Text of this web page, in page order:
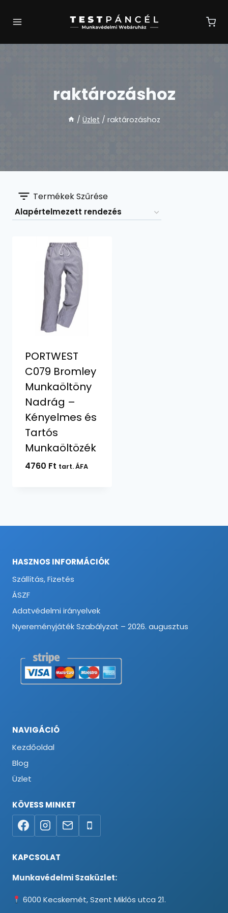
raktározáshoz
/ Üzlet / raktározáshoz
Termékek Szűrése
PORTWEST
C079 Bromley
Munkaöltöny
Nadrág –
Kényelmes és
Tartós
Munkaöltözék
4760 Ft tart. ÁFA
HASZNOS INFORMÁCIÓK
Szállítás, Fizetés
ÁSZF
Adatvédelmi irányelvek
Nyereményjáték Szabályzat – 2026. augusztus
NAVIGÁCIÓ
Kezdőoldal
Blog
Üzlet
KÖVESS MINKET
KAPCSOLAT
Munkavédelmi Szaküzlet:
6000 Kecskemét, Szent Miklós utca 21.